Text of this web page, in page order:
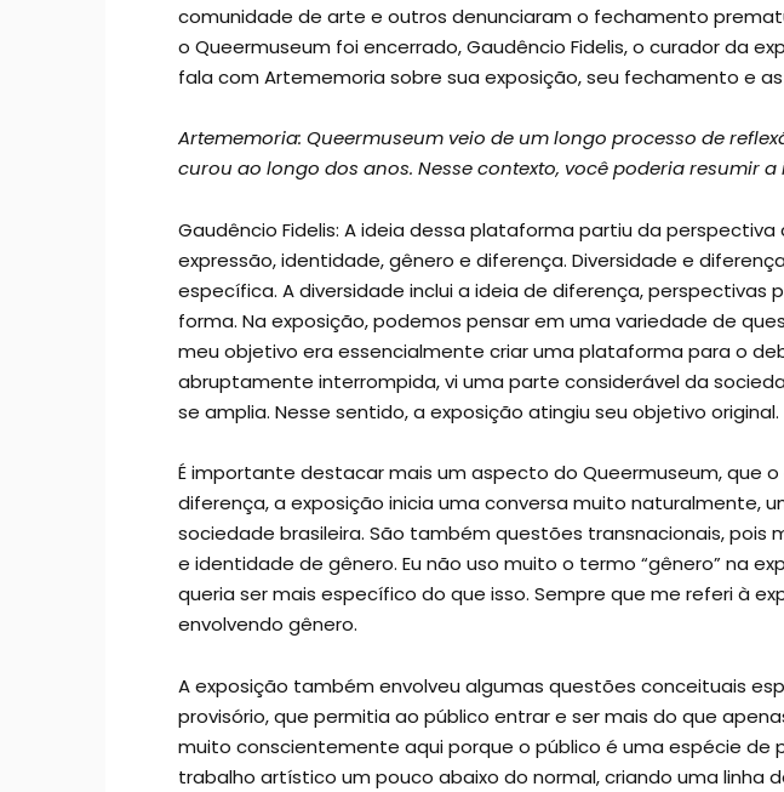
comunidade de arte e outros denunciaram o fechamento
o Queermuseum foi encerrado, Gaudêncio Fidelis, o curador da
fala com Artememoria sobre sua exposição, seu fechamento e
Artememoria: Queermuseum veio de um longo processo de
curou ao longo dos anos. Nesse contexto, você poderia resumir
Gaudêncio Fidelis: A ideia dessa plataforma partiu da
expressão, identidade, gênero e diferença. Diversidade e
específica. A diversidade inclui a ideia de diferença,
forma. Na exposição, podemos pensar em uma variedade de
meu objetivo era essencialmente criar uma plataforma para o
abruptamente interrompida, vi uma parte considerável da
se amplia. Nesse sentido, a exposição atingiu seu objetivo original.
É importante destacar mais um aspecto do Queermuseum, que
diferença, a exposição inicia uma conversa muito naturalmente,
sociedade brasileira. São também questões transnacionais,
e identidade de gênero. Eu não uso muito o termo “gênero” na
queria ser mais específico do que isso. Sempre que me referi à
envolvendo gênero.
A exposição também envolveu algumas questões conceituais
provisório, que permitia ao público entrar e ser mais do que
muito conscientemente aqui porque o público é uma espécie de
trabalho artístico um pouco abaixo do normal, criando uma linha